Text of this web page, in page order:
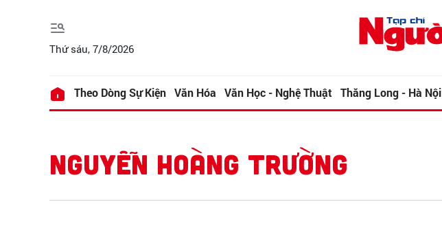
Thứ sáu, 7/8/2026
Theo Dòng Sự Kiện Văn Hóa Văn Học - Nghệ Thuật Thăng Long - Hà Nội
NGUYỄN HOÀNG TRƯỜNG